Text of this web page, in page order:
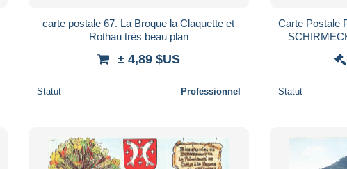
carte postale 67. La Broque la Claquette et
Rothau très beau plan
± 4,89 $US
Statut Professionnel
Carte Postale
Statut